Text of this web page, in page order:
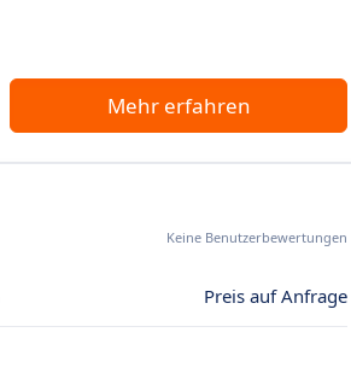
Mehr erfahren
Keine Benutzerbewertungen
Preis auf Anfrage